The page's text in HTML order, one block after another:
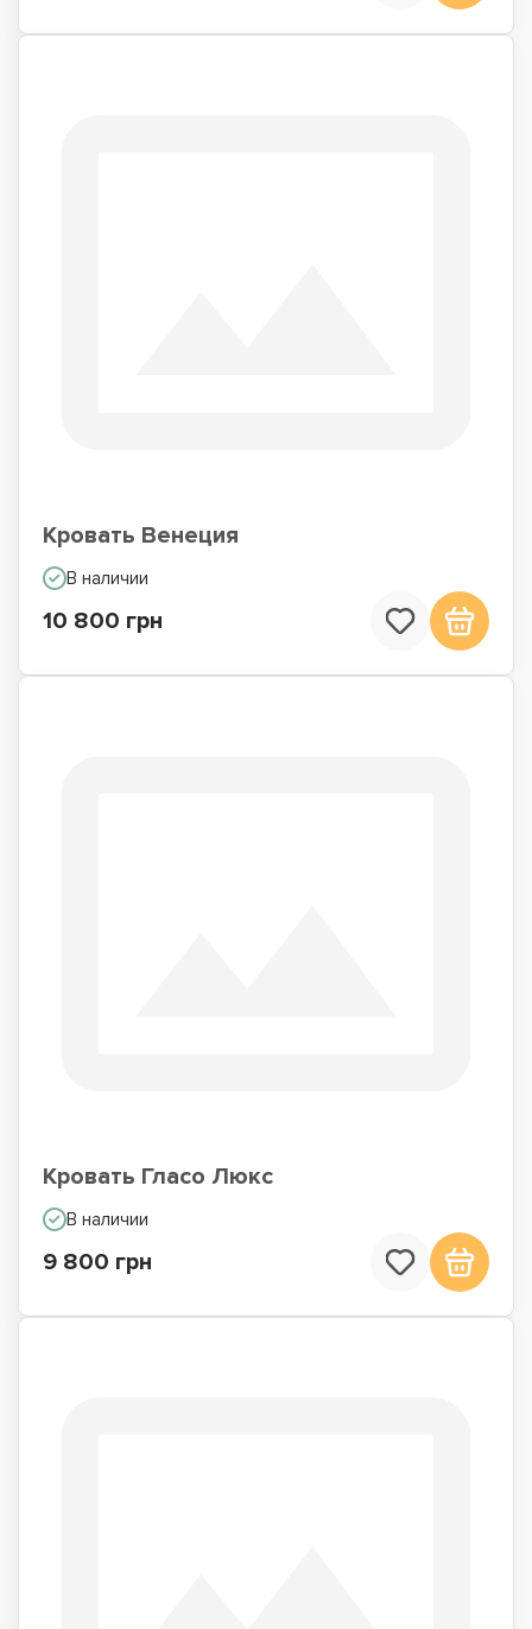
Кровать Венеция
В наличии
10 800 грн
Кровать Гласо Люкс
В наличии
9 800 грн